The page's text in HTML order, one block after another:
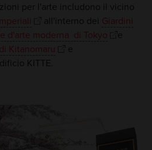
per l'arte includono il vicino
all'interno dei Giardini
d'arte moderna di Tokyo
e
Kitanomaru
e
KITTE.